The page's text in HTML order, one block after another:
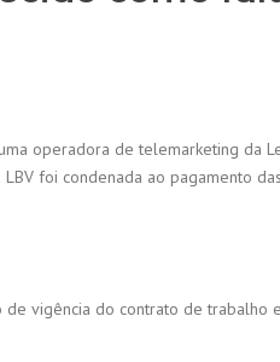
operadora de telemarketing da
foi condenada ao pagamento
vigência do contrato de trabalho